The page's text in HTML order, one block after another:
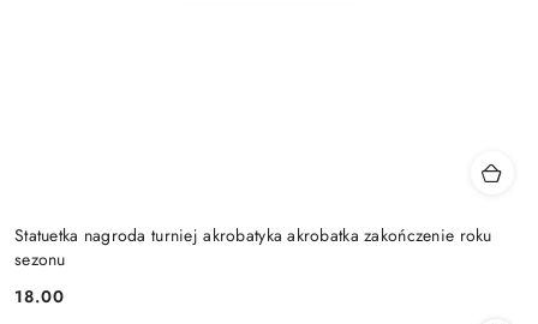
Statuetka nagroda turniej akrobatyka akrobatka zakończenie roku
sezonu
Cena:
18.00